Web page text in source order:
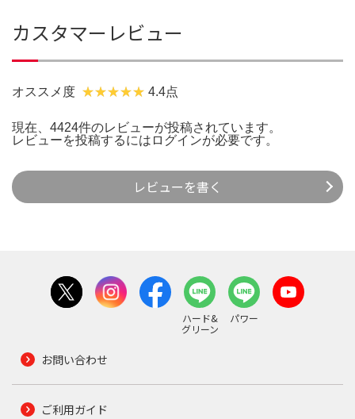
カスタマーレビュー
オススメ度 4.4点
現在、4424件のレビューが投稿されています。
レビューを投稿するには ログインが必要です。
レビューを書く
ハード&
グリーン
パワー
お問い合わせ
ご利用ガイド